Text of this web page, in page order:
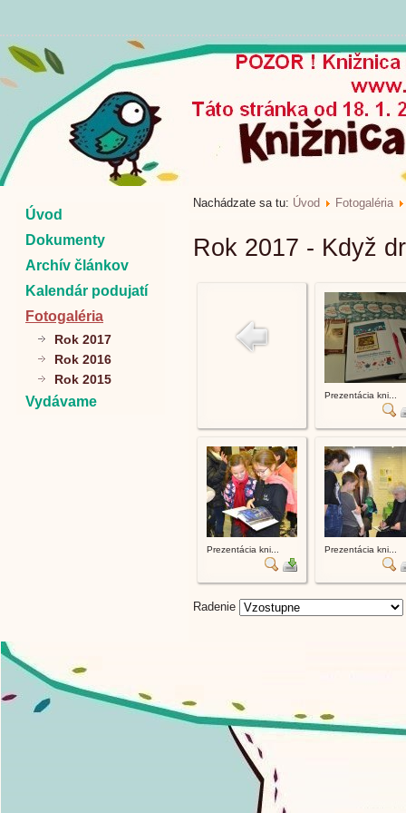
Úvod
Dokumenty
Archív článkov
Kalendár podujatí
Fotogaléria
Rok 2017
Rok 2016
Rok 2015
Vydávame
Nachádzate sa tu: Úvod Fotogaléria
Rok 2017 - Když
Prezentácia kni...
Prezentácia kni... Prezentácia kni...
Radenie